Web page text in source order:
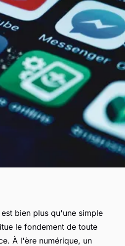
: pilier de
bien plus qu'une simple
le fondement de toute
À l'ère numérique, un